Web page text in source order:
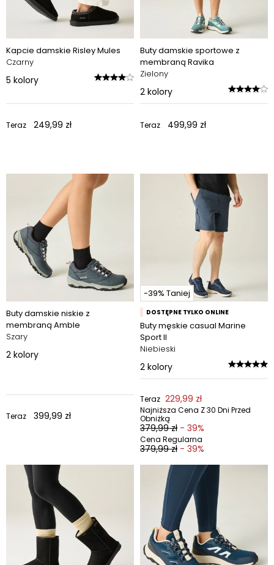
Kapcie damskie Risley Mules
Czarny
5 kolory
Teraz 249,99 zł
Buty damskie sportowe z
membraną Ravika
Zielony
2 kolory
Teraz 499,99 zł
Buty damskie niskie z
membraną Amble
Szary
2 kolory
Teraz 399,99 zł
-39% Taniej
DOSTĘPNE TYLKO ONLINE
Buty męskie casual Marine
Sport II
Niebieski
2 kolory
Teraz 229,99 zł
Najniższa Cena Z 30 Dni Przed
Obniżką
379,99 zł - 39%
Cena Regularna
379,99 zł - 39%